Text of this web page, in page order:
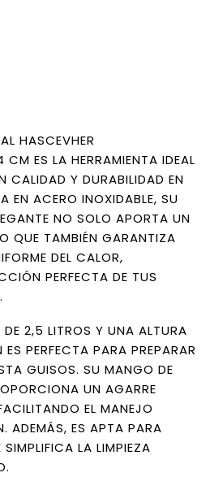
HASCEVHER
ES LA HERRAMIENTA IDEAL
CALIDAD Y DURABILIDAD EN
EN ACERO INOXIDABLE, SU
NO SOLO APORTA UN
QUE TAMBIÉN GARANTIZA
DEL CALOR,
PERFECTA DE TUS
2,5 LITROS Y UNA ALTURA
PERFECTA PARA PREPARAR
GUISOS. SU MANGO DE
UN AGARRE
EL MANEJO
ADEMÁS, ES APTA PARA
LA LIMPIEZA